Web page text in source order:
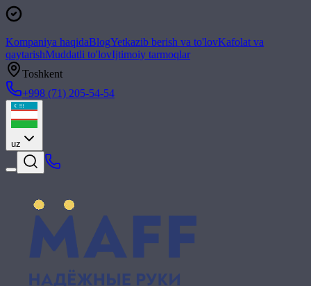
Kompaniya haqidaBlogYetkazib berish va to'lovKafolat va
qaytarishMuddatli to'lovIjtimoiy tarmoqlar
Toshkent
+998 (71) 205-54-54
uz